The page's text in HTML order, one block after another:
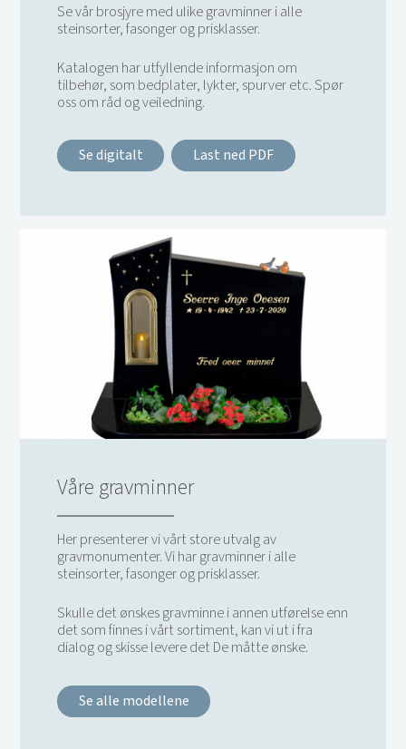
Se vår brosjyre med ulike gravminner i alle
steinsorter, fasonger og prisklasser.
Katalogen har utfyllende informasjon om
tilbehør, som bedplater, lykter, spurver etc. Spør
oss om råd og veiledning.
Se digitalt Last ned PDF
Våre gravminner
Her presenterer vi vårt store utvalg av
gravmonumenter. Vi har gravminner i alle
steinsorter, fasonger og prisklasser.
Skulle det ønskes gravminne i annen utførelse enn
det som finnes i vårt sortiment, kan vi ut i fra
dialog og skisse levere det De måtte ønske.
Se alle modellene